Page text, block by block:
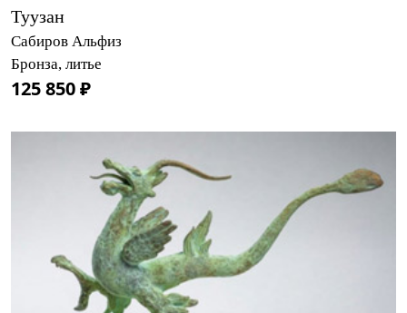
Туузан
Сабиров Альфиз
Бронза, литье
125 850 ₽